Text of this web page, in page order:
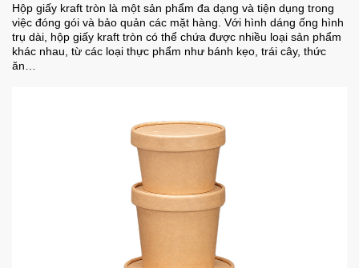
Hộp giấy kraft tròn là một sản phẩm đa dạng và tiện dụng trong
việc đóng gói và bảo quản các mặt hàng. Với hình dáng ống hình
trụ dài, hộp giấy kraft tròn có thể chứa được nhiều loại sản phẩm
khác nhau, từ các loại thực phẩm như bánh kẹo, trái cây, thức
ăn…